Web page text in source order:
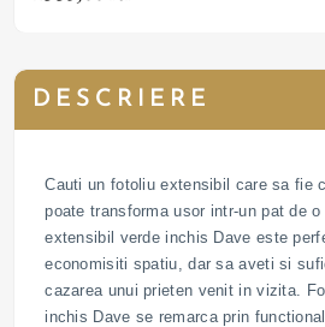
DESCRIERE
Cauti un fotoliu extensibil care sa fie
poate transforma usor intr-un pat de o
extensibil verde inchis Dave este
economisiti spatiu, dar sa aveti si
cazarea unui prieten venit in vizita.
inchis Dave se remarca prin